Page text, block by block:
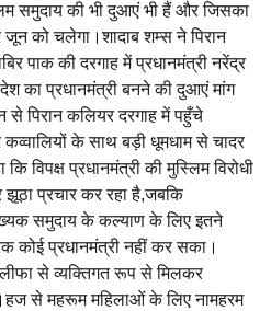
समुदाय की भी दुआएं भी हैं और जिसका
को चलेगा।शादाब शम्स ने पिरान
पाक की दरगाह में प्रधानमंत्री नरेंद्र
का प्रधानमंत्री बनने की दुआएं मांग
से पिरान कलियर दरगाह में पहुँचे
के साथ बड़ी धूमधाम से चादर
विपक्ष प्रधानमंत्री की मुस्लिम विरोधी
प्रचार कर रहा है,जबकि
समुदाय के कल्याण के लिए इतने
कोई प्रधानमंत्री नहीं कर सका।
से व्यक्तिगत रूप से मिलकर
से महरूम महिलाओं के लिए नामहरम